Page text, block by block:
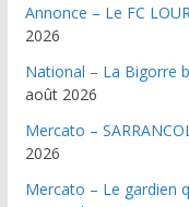
Annonce – Le FC
2026
National – La Bigorre
août 2026
Mercato –
2026
Mercato – Le gardien